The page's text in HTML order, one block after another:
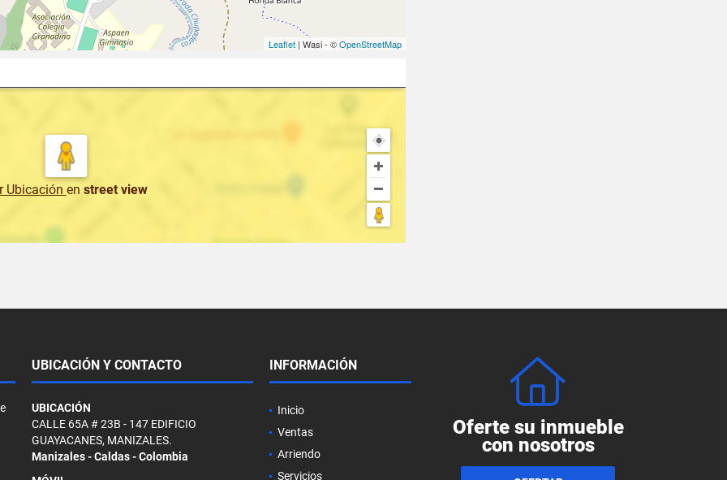
Leaflet| Wasi - ©OpenStreetMap
Ubicación en street view
UBICACIÓN Y CONTACTO
UBICACIÓN
CALLE 65A # 23B - 147 EDIFICIO
GUAYACANES, MANIZALES.
Manizales - Caldas - Colombia
INFORMACIÓN
Inicio
Ventas
Arriendo
Servicios
Oferte su inmueble
con nosotros